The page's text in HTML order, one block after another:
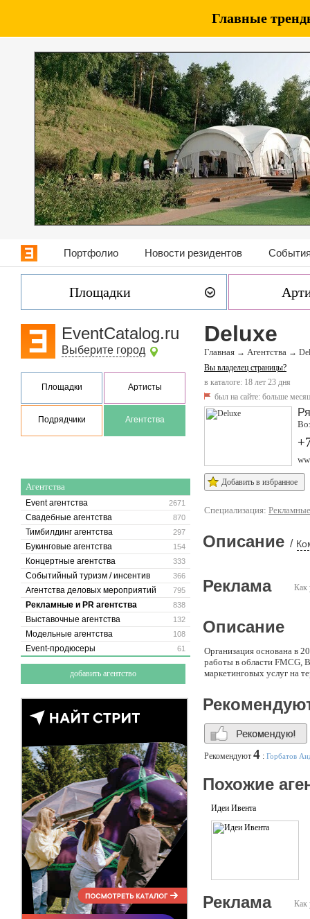
Главные
Портфолио Новости резидентов
Площадки
EventCatalog.ru
Выберите город
Площадки Артисты
Подрядчики Агентства
Агентства
2671
Event агентства
870
Свадебные агентства
297
Тимбилдинг агентства
154
Букинговые агентства
333
Концертные агентства
366
Событийный туризм / инсентив
795
Агентства деловых мероприятий
838
Рекламные и PR агентства
132
Выставочные агентства
108
Модельные агентства
61
Event-продюсеры
добавить агентство
Deluxe
Главная → Агентства →
Вы владелец страницы?
в каталоге: 18 лет 23 дня
был на сайте: больше
Добавить в избранное
Специализация:
Описание /
Как
Реклама
Описание
Организация основана в
работы в области FMCG,
маркетинговых услуг на
Рекомендуют 4 : Горбатов
Похожие
Идеи Ивента
Как
Реклама